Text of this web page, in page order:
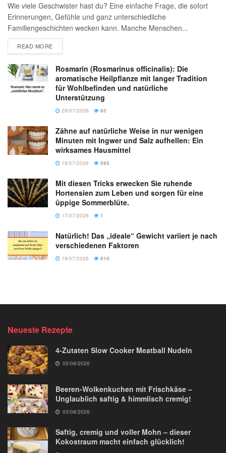
Wie viele Geschwister hast du? Eine einfache Frage, die sofort
Erinnerungen, Gefühle und ganz unterschiedliche
Familiengeschichten wecken kann. Manche Menschen...
READ MORE
Rosmarin (Rosmarinus officinalis): Die
aromatische Heilpflanze mit langer Tradition
für Wohlbefinden und natürliche
Unterstützung
28/07/2026 93
Zähne auf natürliche Weise in nur wenigen
Minuten mit Ingwer und Salz aufhellen: Ein
wirksames Hausmittel
18/07/2026 593
Mit diesen Tricks erwecken Sie ruhende
Hortensien zum Leben und sorgen für eine
üppige Sommerblüte.
17/07/2026 1
Natürlich! Das „ideale“ Gewicht variiert je nach
verschiedenen Faktoren
18/07/2026 810
Neueste Rezepte
4-Zutaten Slow Cooker Meatball Nudeln
05/08/2026
Beeren-Wolkenkuchen mit Frischkäse –
Unglaublich saftig & himmlisch cremig!
03/08/2026
Saftig, cremig und voller Mohn – dieser
Kokostraum macht einfach glücklich!